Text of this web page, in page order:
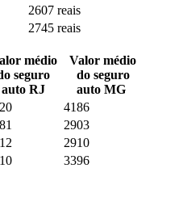
2607 reais
2745 reais
médio
seguro
auto RJ
Valor médio
do seguro
auto MG
4186
2903
2910
3396